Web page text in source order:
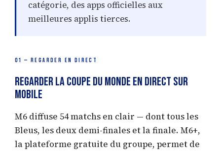
catégorie, des apps officielles aux
meilleures applis tierces.
01 — REGARDER EN DIRECT
Regarder la Coupe du Monde en Direct sur
Mobile
M6 diffuse 54 matchs en clair — dont tous les
Bleus, les deux demi-finales et la finale. M6+,
la plateforme gratuite du groupe, permet de